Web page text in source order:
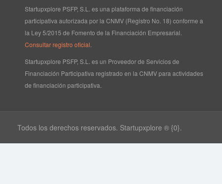
Startupxplore PSFP, S.L. es una plataforma de financiación
participativa autorizada por la CNMV (Registro No. 18) conforme a
la Ley 5/2015 de Fomento de la Financiación Empresarial.
Consultar registro oficial
Startupxplore PSFP, S.L. es un Proveedor de Servicios de
Financiación Participativa registrado en la CNMV para actividades
de financiación participativa.
Todos los derechos reservados. Startupxplore ® {0}.